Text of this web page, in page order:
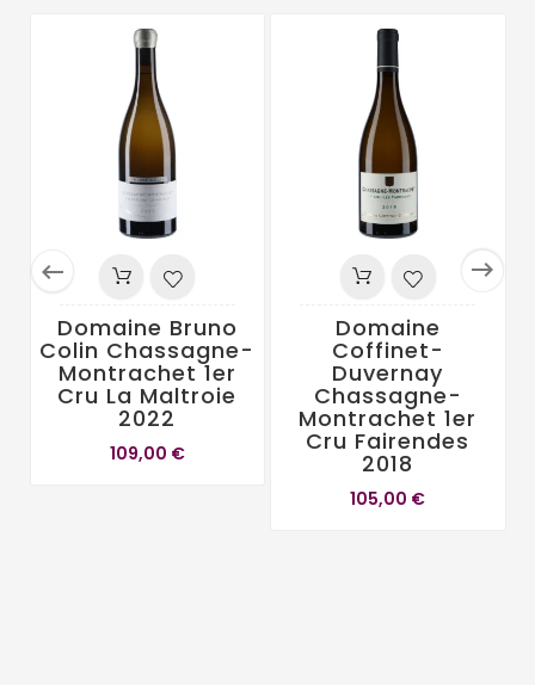
 
Domaine Bruno
Colin Chassagne-
Montrachet 1er
Cru La Maltroie
2022
109,00 €
Domaine
Coffinet-
Duvernay
Chassagne-
Montrachet 1er
Cru Fairendes
2018
105,00 €